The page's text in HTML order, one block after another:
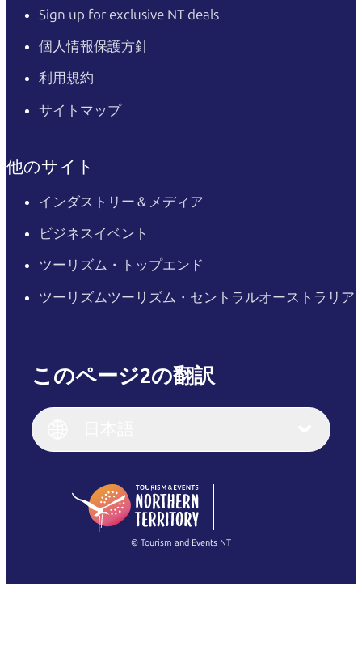
Sign up for exclusive NT deals
個人情報保護方針
利用規約
サイトマップ
他のサイト
インダストリー＆メディア
ビジネスイベント
ツーリズム・トップエンド
ツーリズムツーリズム・セントラルオーストラリア
このページ2の翻訳
English (US)
English
(Singapore)
Français
繁體中文
© Tourism and Events NT